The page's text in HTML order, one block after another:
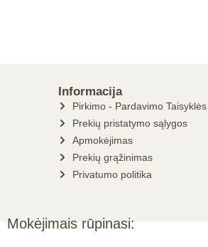
Informacija
Pirkimo - Pardavimo Taisyklės
Prekių pristatymo sąlygos
Apmokėjimas
Prekių grąžinimas
Privatumo politika
Mokėjimais rūpinasi: